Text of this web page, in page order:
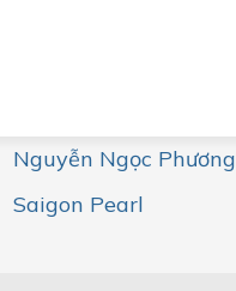
Nguyễn Ngọc Phương
Saigon Pearl